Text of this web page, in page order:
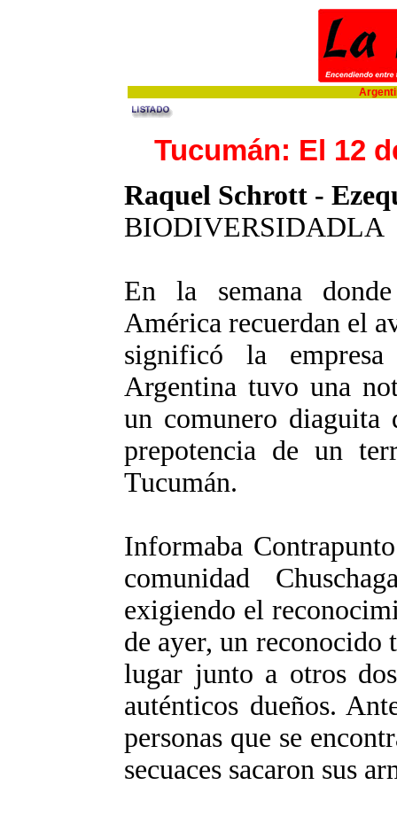
Tucumán: El 12
Raquel Schrott -
BIODIVERSIDADLA
En la semana
América recuerdan el
significó la
Argentina tuvo una
un comunero diaguita
prepotencia de un
Tucumán.
Informaba
comunidad
exigiendo el
de ayer, un reconocido
lugar junto a otros
auténticos dueños.
personas que se
secuaces sacaron sus